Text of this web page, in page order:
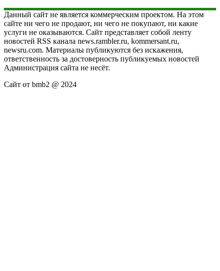
Данный сайт не является коммерческим проектом. На этом
сайте ни чего не продают, ни чего не покупают, ни какие
услуги не оказываются. Сайт представляет собой ленту
новостей RSS канала news.rambler.ru, kommersant.ru,
newsru.com. Материалы публикуются без искажения,
ответственность за достоверность публикуемых новостей
Администрация сайта не несёт.
Сайт от bmb2 @ 2024